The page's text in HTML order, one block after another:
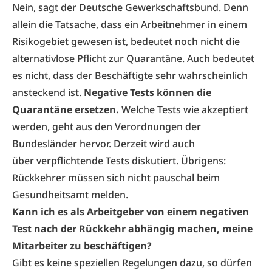
Nein, sagt der Deutsche Gewerkschaftsbund. Denn
allein die Tatsache, dass ein Arbeitnehmer in einem
Risikogebiet gewesen ist, bedeutet noch nicht die
alternativlose Pflicht zur Quarantäne. Auch bedeutet
es nicht, dass der Beschäftigte sehr wahrscheinlich
ansteckend ist. Negative Tests können die
Quarantäne ersetzen. Welche Tests wie akzeptiert
werden, geht aus den Verordnungen der
Bundesländer hervor. Derzeit wird auch
über verpflichtende Tests diskutiert. Übrigens:
Rückkehrer müssen sich nicht pauschal beim
Gesundheitsamt melden.
Kann ich es als Arbeitgeber von einem negativen
Test nach der Rückkehr abhängig machen, meine
Mitarbeiter zu beschäftigen?
Gibt es keine speziellen Regelungen dazu, so dürfen